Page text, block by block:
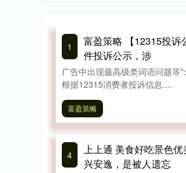
1
富盈策略 【12315投诉
件投诉公示，涉
广告中出现最高级类词语问题等
根据12315消费者投诉信息....
富盈策略
4
上上通 美食好吃景色
兴安逸，是被人遗忘